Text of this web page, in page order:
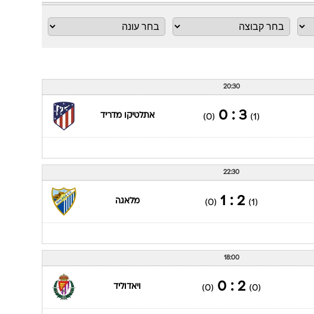
20:30
(1)
3 : 0
(0) אתלטיקו מדריד
22:30
(1)
2 : 1
(0) מלאגה
18:00
(0)
2 : 0
(0) ויאדוליד